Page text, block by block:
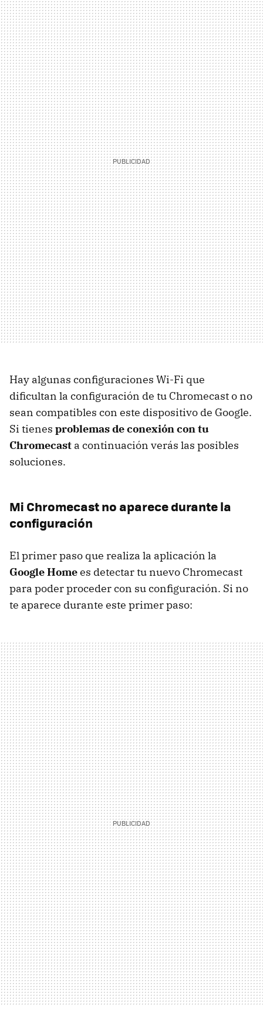
Hay algunas configuraciones Wi-Fi que
dificultan la configuración de tu Chromecast o no
sean compatibles con este dispositivo de Google.
Si tienes problemas de conexión con tu
Chromecast a continuación verás las posibles
soluciones.
Mi Chromecast no aparece durante la
configuración
El primer paso que realiza la aplicación la
Google Homees detectar tu nuevo Chromecast
para poder proceder con su configuración. Si no
te aparece durante este primer paso: